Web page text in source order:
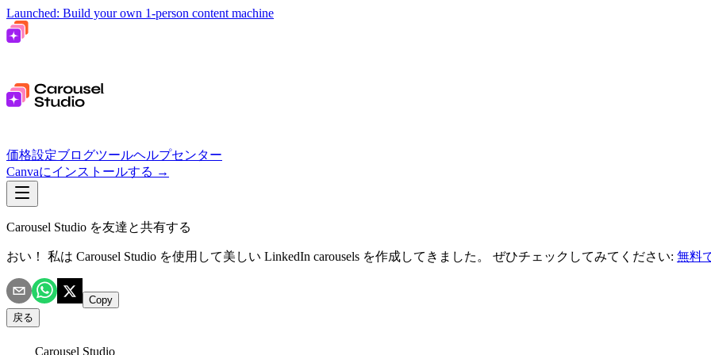
Launched: Build your own 1-person content machine
価格設定ブログツールヘルプセンター
Canvaにインストールする →
Carousel Studio を友達と共有する
おい！ 私は Carousel Studio を使用して美しい LinkedIn carousels を作成してきました。 ぜひチェックしてみてください: 無料
Copy
戻る
Carousel Studio